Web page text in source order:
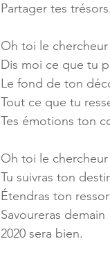
Partager tes trésors.
Oh toi le
Dis moi ce que tu
Le fond de ton
Tout ce que tu
Tes émotions ton
Oh toi le
Tu suivras ton
Étendras ton
Savoureras demain
2020 sera bien.